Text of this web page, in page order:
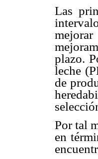
Las
plazo.
leche
de
Por tal
en